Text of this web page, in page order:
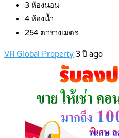
3 ห้องนอน
4 ห้องน้ำ
254 ตารางเมตร
VR Global Property 3 ปี ago